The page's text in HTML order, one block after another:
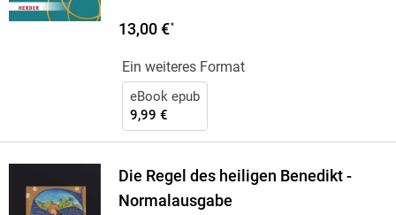
13,00 €*
Ein weiteres Format
eBook epub
9,99 €
Die Regel des heiligen Benedikt -
Normalausgabe